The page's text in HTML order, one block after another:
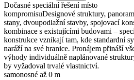
Dočasné speciální řešení místo
kompromisuDesignové struktury,
stany, dvoupodlažní stavby, spojovací
kombinace s existujícími budovami –
konstrukce vznikají tam, kde standardní
naráží na své hranice. Pronájem přináší
výhody individuálně naplánované
by vyžadoval trvalé vlastnictví.
samonosné až 0 m